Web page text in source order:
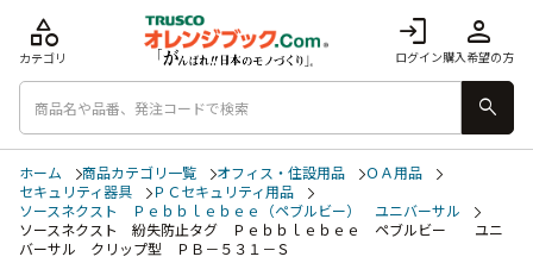
login
ログイン
person
購入希望の方
category
カテゴリ
search
ホーム 商品カテゴリ一覧 オフィス・住設用品
ＯＡ用品
セキュリティ器具
ＰＣセキュリティ用品
ソースネクスト Ｐｅｂｂｌｅｂｅｅ（ペブルビー） ユニバーサル
ソースネクスト 紛失防止タグ Ｐｅｂｂｌｅｂｅｅ ペブルビー ユニ
バーサル クリップ型 ＰＢ－５３１－Ｓ